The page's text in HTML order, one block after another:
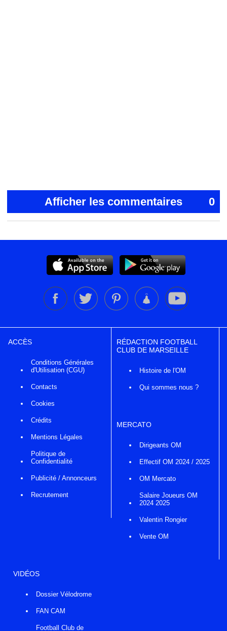
Afficher les commentaires 0
ACCÈS
Conditions Générales
d'Utilisation (CGU)
Contacts
Cookies
Crédits
Mentions Légales
Politique de
Confidentialité
Publicité / Annonceurs
Recrutement
RÉDACTION FOOTBALL
CLUB DE MARSEILLE
Histoire de l'OM
Qui sommes nous ?
MERCATO
Dirigeants OM
Effectif OM 2024 / 2025
OM Mercato
Salaire Joueurs OM
2024 2025
Valentin Rongier
Vente OM
VIDÉOS
Dossier Vélodrome
FAN CAM
Football Club de